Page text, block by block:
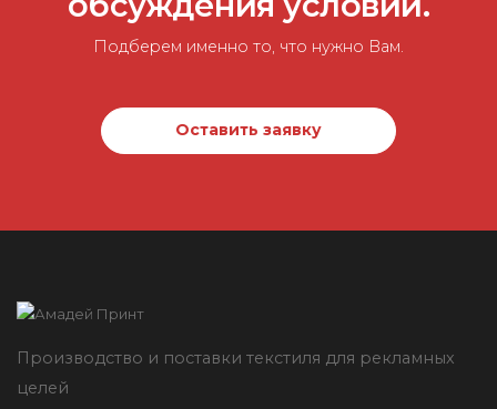
Подберем именно то, что нужно Вам.
Оставить заявку
Производство и поставки текстиля для рекламных
целей